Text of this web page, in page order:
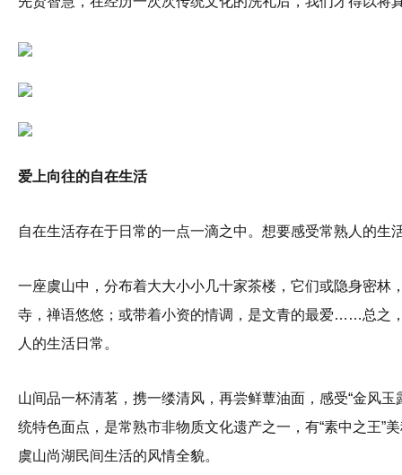
爱上向往的自在生活
自在生活存在于日常的一点一滴之中。想要感受常熟人的生
一座虞山中，分布着大大小小几十家茶楼，它们或隐身密林
寺，禅语悠悠；或带着小资的情调，是文青的最爱……总之
人的生活日常。
山间品一杯清茗，携一缕清风，再尝鲜蕈油面，感受“金风
统特色面点，是常熟市非物质文化遗产之一，有“素中之王”
虞山尚湖民间生活的风情全貌。